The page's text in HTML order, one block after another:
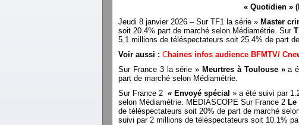
« Quotidien »
Jeudi 8 janvier 2026 – Sur TF1 la série » Master
soit 20.4% part de marché selon Médiamétrie. Sur
5.1 millions de téléspectateurs soit 25.4% de part
Voir aussi : Chaines infos audience BFMTV/
Sur France 3 la série » Meurtres à Toulouse »a
part de marché selon Médiamétrie.
Sur France 2 « Envoyé spécial » a été suivi par
selon Médiamétrie. MEDIASCOPE Sur France 2
de téléspectateurs soit 20% de part de marché
suivi par 2 millions de téléspectateurs soit 10.1%